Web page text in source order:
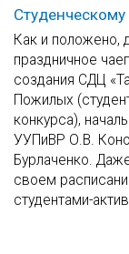
Как и положено,
праздничное
создания СДЦ
Пожилых
конкурса),
УУПиВР О.В.
Бурлаченко.
своем
студентами-